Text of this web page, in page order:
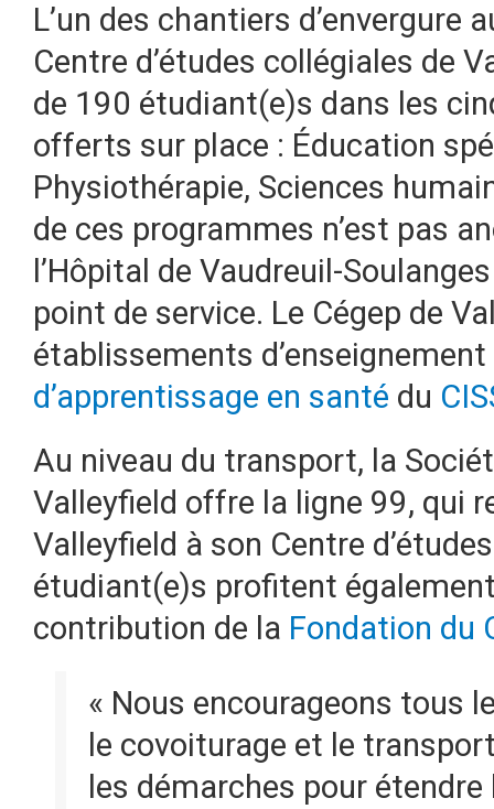
L’un des chantiers d’envergure
Centre d’études collégiales de
de 190 étudiant(e)s dans les
offerts sur place : Éducation
Physiothérapie, Sciences
de ces programmes n’est pas
l’Hôpital de Vaudreuil-
point de service. Le Cégep de
établissements
d’apprentissage en santé du
Au niveau du transport, la
Valleyfield offre la ligne 99, qui
Valleyfield à son Centre
étudiant(e)s profitent
contribution de la Fondation du
« Nous encourageons tous
le covoiturage et le
les démarches pour